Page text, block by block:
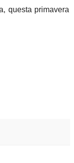
questa primavera